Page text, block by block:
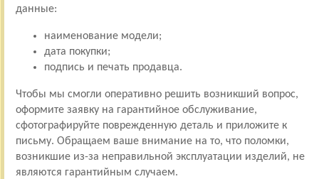
данные:
наименование модели;
дата покупки;
подпись и печать продавца.
Чтобы мы смогли оперативно решить возникший вопрос,
оформите заявку на гарантийное обслуживание,
сфотографируйте поврежденную деталь и приложите к
письму. Обращаем ваше внимание на то, что поломки,
возникшие из-за неправильной эксплуатации изделий, не
являются гарантийным случаем.